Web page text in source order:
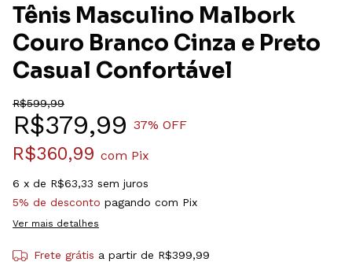
Tênis Masculino Malbork
Couro Branco Cinza e Preto
Casual Confortável
R$599,99
R$379,99 37% OFF
R$360,99 com Pix
6 x de R$63,33 sem juros
5% de desconto pagando com Pix
Ver mais detalhes
Frete grátis a partir de R$399,99